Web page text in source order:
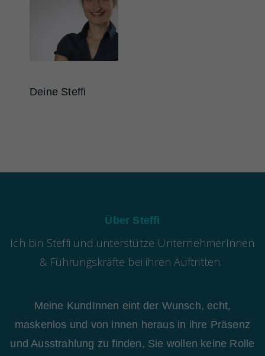
Deine Steffi
Über Steffi
Ich bin Steffi und unterstütze UnternehmerInnen
& Führungskräfte bei ihren Auftritten.
Meine KundInnen eint der Wunsch, echt,
maskenlos und von innen heraus in ihre Präsenz
und Ausstrahlung zu finden, Sie wollen keine Rolle